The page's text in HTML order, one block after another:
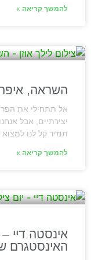
להמשך קריאה »
השראה,
אל תתחילי את
יצירתיים, אבל
תמיד קל לנו למצוא
להמשך קריאה »
אינסטה דיי –
האינסטגרם